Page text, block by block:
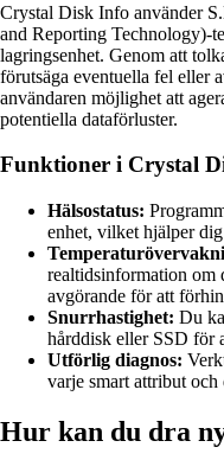
Crystal Disk Info använder
and Reporting Technology)-
lagringsenhet. Genom att
förutsäga eventuella fel eller
användaren möjlighet att
potentiella dataförluster.
Funktioner i Crystal
Hälsostatus:
enhet, vilket hjälper
realtidsinformation om
avgörande för att
Snurrhastighet: Du
hårddisk eller SSD för
Utförlig diagnos:
varje smart attribut och
Hur kan du dra